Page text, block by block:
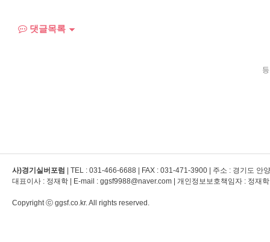
댓글목록
사)경기실버포럼 | TEL : 031-466-6688 | FAX : 031-471-3900 | 주소 : 경기도 안
대표이사 : 정재학 | E-mail : ggsf9988@naver.com | 개인정보보호책임자 : 정재학
Copyright ⓒ ggsf.co.kr. All rights reserved.